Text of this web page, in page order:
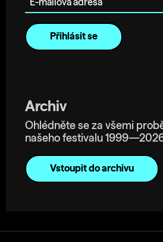
Archiv
Ohlédněte se za všemi
našeho festivalu
Vstoupit do archivu